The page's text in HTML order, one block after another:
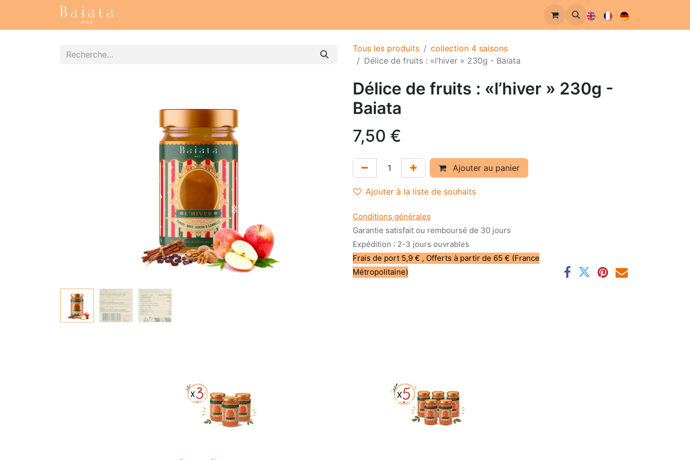
Tous les produits
collection 4 saisons
Délice de fruits : «l’hiver » 230g - Baiata
Délice de fruits : «l’hiver » 230g -
Baiata
7,50 €
Ajouter au panier
Ajouter à la liste de souhaits
Conditions générales
Garantie satisfait ou remboursé de 30 jours
Expédition : 2-3 jours ouvrables
Frais de port 5,9 € , Offerts à partir de 65 € (France
Métropolitaine)